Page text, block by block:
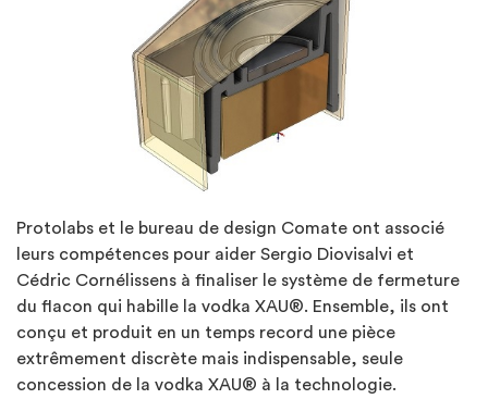
Protolabs et le bureau de design Comate ont associé
leurs compétences pour aider Sergio Diovisalvi et
Cédric Cornélissens à finaliser le système de fermeture
du flacon qui habille la vodka XAU®. Ensemble, ils ont
conçu et produit en un temps record une pièce
extrêmement discrète mais indispensable, seule
concession de la vodka XAU® à la technologie.